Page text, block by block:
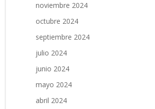
noviembre 2024
octubre 2024
septiembre 2024
julio 2024
junio 2024
mayo 2024
abril 2024